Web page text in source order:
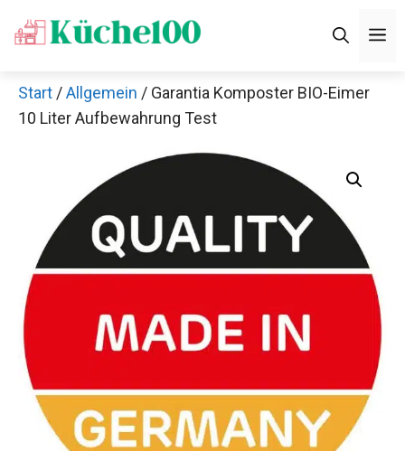
Inhalt
Start /Allgemein / Garantia Komposter BIO-Eimer
10 Liter Aufbewahrung Test